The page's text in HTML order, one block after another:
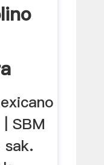
SBM
sak.